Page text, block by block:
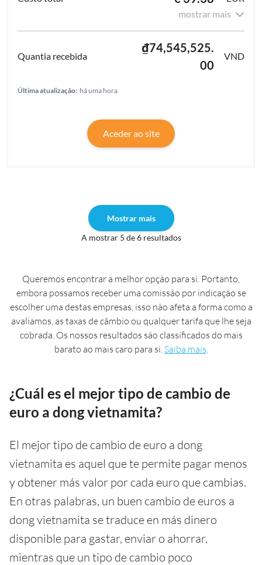
mostrar mais
₫74,545,525.
00
VND
Última atualização: há uma hora
Aceder ao site
Mostrar mais
A mostrar 5 de 6 resultados
Queremos encontrar a melhor opção para si. Portanto,
embora possamos receber uma comissão por indicação se
escolher uma destas empresas, isso não afeta a forma como a
avaliamos, as taxas de câmbio ou qualquer tarifa que lhe seja
cobrada. Os nossos resultados são classificados do mais
barato ao mais caro para si. Saiba mais
¿Cuál es el mejor tipo de cambio de
euro a dong vietnamita?
El mejor tipo de cambio de euro a dong
vietnamita es aquel que te permite pagar menos
y obtener más valor por cada euro que cambias.
En otras palabras, un buen cambio de euros a
dong vietnamita se traduce en más dinero
disponible para gastar, enviar o ahorrar,
mientras que un tipo de cambio poco